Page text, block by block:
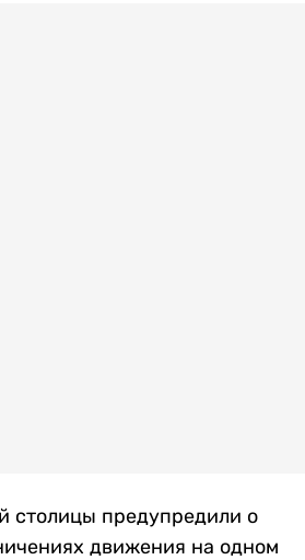
столицы предупредили о
движения на одном